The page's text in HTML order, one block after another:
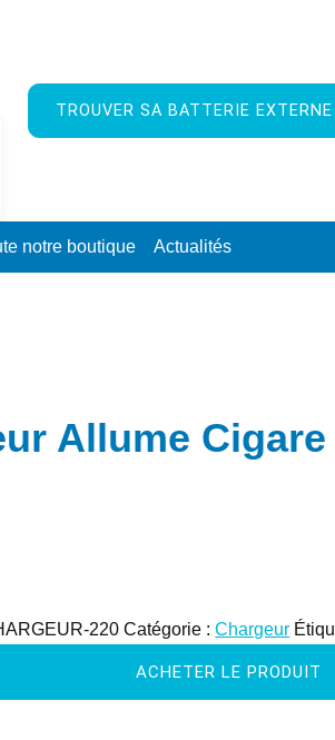
TROUVER SA BATTERIE EXTERNE
notre boutique Actualités
Allume Cigare
220 Catégorie :Chargeur
ACHETER LE PRODUIT